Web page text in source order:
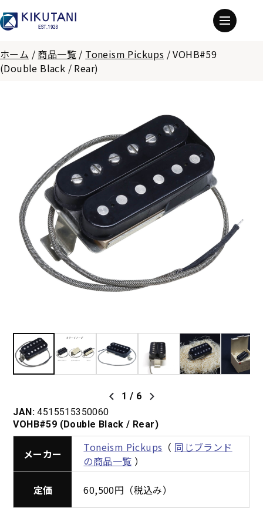
ホーム / 商品一覧 / Toneism Pickups /VOHB#59
(Double Black / Rear)
1 / 6
JAN: 4515515350060
VOHB#59 (Double Black / Rear)
メーカー Toneism Pickups （ 同じブランド
の商品一覧 ）
定価 60,500円（税込み）